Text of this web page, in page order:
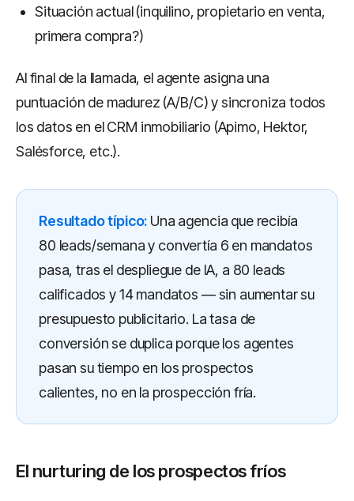
Situación actual (inquilino, propietario en venta,
primera compra?)
Al final de la llamada, el agente asigna una
puntuación de madurez (A/B/C) y sincroniza todos
los datos en el CRM inmobiliario (Apimo, Hektor,
Salésforce, etc.).
Resultado típico: Una agencia que recibía
80 leads/semana y convertía 6 en mandatos
pasa, tras el despliegue de IA, a 80 leads
calificados y 14 mandatos — sin aumentar su
presupuesto publicitario. La tasa de
conversión se duplica porque los agentes
pasan su tiempo en los prospectos
calientes, no en la prospección fría.
El nurturing de los prospectos fríos